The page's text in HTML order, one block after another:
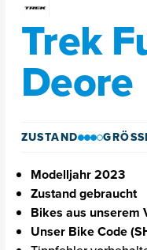
Trek
Deore
ZUSTAND
Modelljahr 2023
Zustand gebraucht
Bikes aus unserem
Unser Bike Code